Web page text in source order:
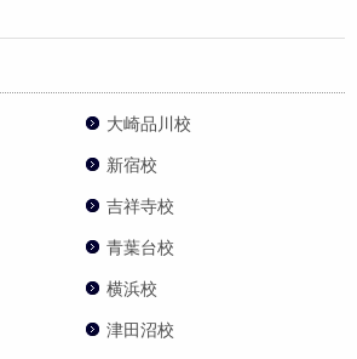
大崎品川校
新宿校
吉祥寺校
青葉台校
横浜校
津田沼校